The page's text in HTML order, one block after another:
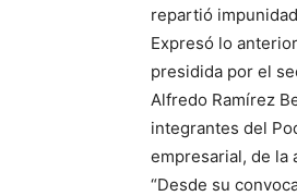
repartió
Expresó lo
presidida por el
Alfredo Ramírez
integrantes del
empresarial, de la
“Desde su